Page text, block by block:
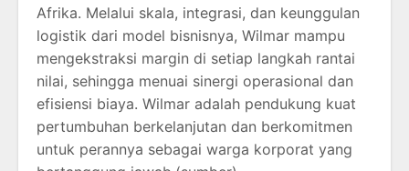
Afrika. Melalui skala, integrasi, dan keunggulan
logistik dari model bisnisnya, Wilmar mampu
mengekstraksi margin di setiap langkah rantai
nilai, sehingga menuai sinergi operasional dan
efisiensi biaya. Wilmar adalah pendukung kuat
pertumbuhan berkelanjutan dan berkomitmen
untuk perannya sebagai warga korporat yang